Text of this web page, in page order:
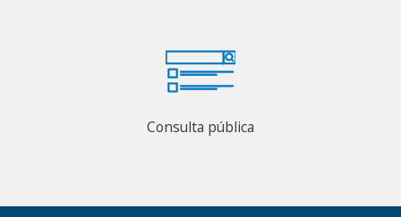
Consulta pública